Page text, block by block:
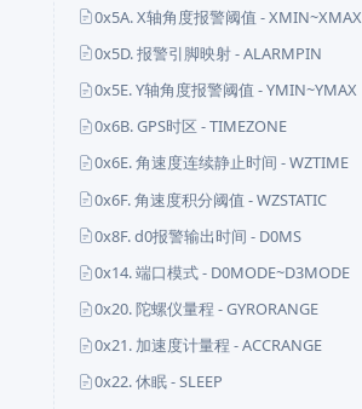
0x5A. X轴角度报警阈值 - XMIN~XMAX
0x5D. 报警引脚映射 - ALARMPIN
0x5E. Y轴角度报警阈值 - YMIN~YMAX
0x6B. GPS时区 - TIMEZONE
0x6E. 角速度连续静止时间 - WZTIME
0x6F. 角速度积分阈值 - WZSTATIC
0x8F. d0报警输出时间 - D0MS
0x14. 端口模式 - D0MODE~D3MODE
0x20. 陀螺仪量程 - GYRORANGE
0x21. 加速度计量程 - ACCRANGE
0x22. 休眠 - SLEEP